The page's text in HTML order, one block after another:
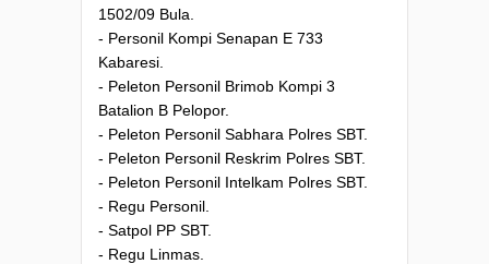
1502/09 Bula.
- Personil Kompi Senapan E 733
Kabaresi.
- Peleton Personil Brimob Kompi 3
Batalion B Pelopor.
- Peleton Personil Sabhara Polres SBT.
- Peleton Personil Reskrim Polres SBT.
- Peleton Personil Intelkam Polres SBT.
- Regu Personil.
- Satpol PP SBT.
- Regu Linmas.